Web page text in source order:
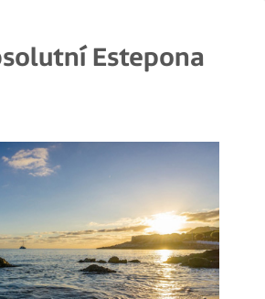
Estepona